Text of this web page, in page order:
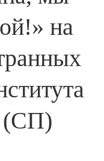
на
(СП)